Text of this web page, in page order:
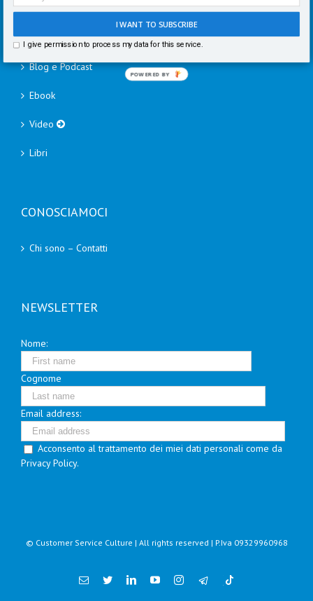
Blog e Podcast
Ebook
Video
Libri
CONOSCIAMOCI
Chi sono – Contatti
NEWSLETTER
Nome:
Cognome
Email address:
Acconsento al trattamento dei miei dati personali come da
Privacy Policy.
© Customer Service Culture | All rights reserved | P.Iva 09329960968
EmailTwitterLinkedinYouTubeInstagram
I WANT TO SUBSCRIBE
I give permission to process my data for this service.
POWERED BY